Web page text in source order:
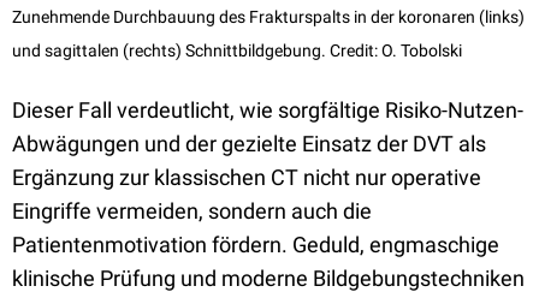
Zunehmende Durchbauung des Frakturspalts in der koronaren (links)
und sagittalen (rechts) Schnittbildgebung. Credit: O. Tobolski
Dieser Fall verdeutlicht, wie sorgfältige Risiko-Nutzen-
Abwägungen und der gezielte Einsatz der DVT als
Ergänzung zur klassischen CT nicht nur operative
Eingriffe vermeiden, sondern auch die
Patientenmotivation fördern. Geduld, engmaschige
klinische Prüfung und moderne Bildgebungstechniken